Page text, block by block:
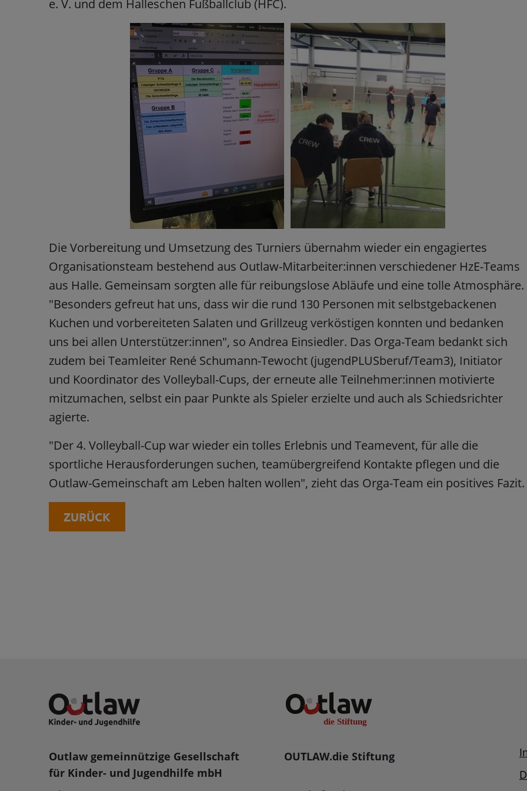
e. V. und dem Halleschen Fußballclub (HFC).
Die Vorbereitung und Umsetzung des Turniers übernahm wieder ein engagiertes
Organisationsteam bestehend aus Outlaw-Mitarbeiter:innen verschiedener HzE-Teams
aus Halle. Gemeinsam sorgten alle für reibungslose Abläufe und eine tolle Atmosphäre.
"Besonders gefreut hat uns, dass wir die rund 130 Personen mit selbstgebackenen
Kuchen und vorbereiteten Salaten und Grillzeug verköstigen konnten und bedanken
uns bei allen Unterstützer:innen", so Andrea Einsiedler. Das Orga-Team bedankt sich
zudem bei Teamleiter René Schumann-Tewocht (jugendPLUSberuf/Team3), Initiator
und Koordinator des Volleyball-Cups, der erneute alle Teilnehmer:innen motivierte
mitzumachen, selbst ein paar Punkte als Spieler erzielte und auch als Schiedsrichter
agierte.
"Der 4. Volleyball-Cup war wieder ein tolles Erlebnis und Teamevent, für alle die
sportliche Herausforderungen suchen, teamübergreifend Kontakte pflegen und die
Outlaw-Gemeinschaft am Leben halten wollen", zieht das Orga-Team ein positives Fazit.
ZURÜCK
Outlaw gemeinnützige Gesellschaft
für Kinder- und Jugendhilfe mbH
OUTLAW.die Stiftung